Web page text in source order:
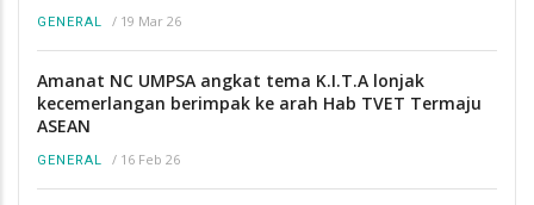
GENERAL / 19 Mar 26
Amanat NC UMPSA angkat tema K.I.T.A lonjak
kecemerlangan berimpak ke arah Hab TVET Termaju
ASEAN
GENERAL / 16 Feb 26